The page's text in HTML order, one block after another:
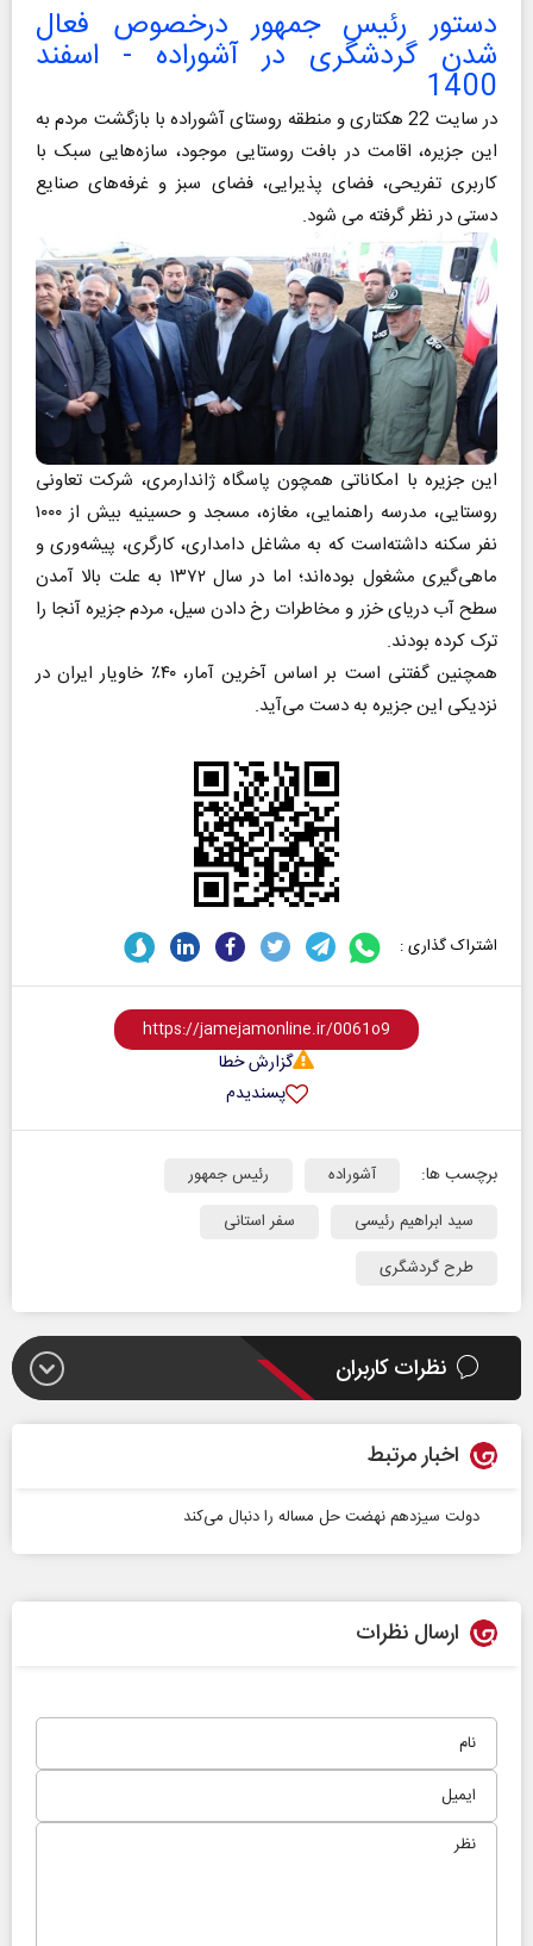
دستور رئیس جمهور درخصوص فعال
شدن گردشگری در آشوراده - اسفند
1400
در سایت 22 هکتاری و منطقه روستای آشوراده با بازگشت مردم به
این جزیره، اقامت در بافت روستایی موجود، سازه‌هایی سبک با
کاربری تفریحی، فضای پذیرایی، فضای سبز و غرفه‌های صنایع
دستی در نظر گرفته می شود.
این جزیره با امکاناتی همچون پاسگاه ژاندارمری، شرکت تعاونی
روستایی، مدرسه راهنمایی، مغازه، مسجد و حسینیه بیش از ۱۰۰۰
نفر سکنه داشته‌است که به مشاغل دامداری، کارگری، پیشه‌وری و
ماهی‌گیری مشغول بوده‌اند؛ اما در سال ۱۳۷۲ به علت بالا آمدن
سطح آب دریای خزر و مخاطرات رخ دادن سیل، مردم جزیره آنجا را
ترک کرده بودند.
همچنین گفتنی است بر اساس آخرین آمار، ۴۰٪ خاویار ایران در
نزدیکی این جزیره به دست می‌آید.
اشتراک گذاری :
گزارش خطا
پسندیدم
برچسب ها: آشوراده
رئیس جمهور
سید ابراهیم رئیسی
سفر استانی
طرح گردشگری
نظرات کاربران
اخبار مرتبط
دولت سیزدهم نهضت حل مساله را دنبال می‌کند
ارسال نظرات